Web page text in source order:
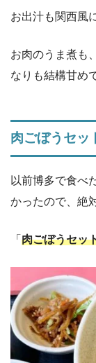
お出汁も関西風
お肉のうま煮も
なりも結構甘め
肉ごぼうセッ
以前博多で食べ
かったので、絶
「 肉ごぼうセッ